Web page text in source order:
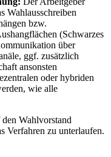
Wahlausschreiben
bzw.
(Schwarzes
über
ggf. zusätzlich
ansonsten
oder hybriden
wie alle
Wahlvorstand
Verfahren zu unterlaufen.